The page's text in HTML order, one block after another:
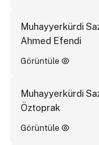
Muhayyerkürdi
Ahmed Efendi
Görüntüle
Muhayyerkürdi
Öztoprak
Görüntüle